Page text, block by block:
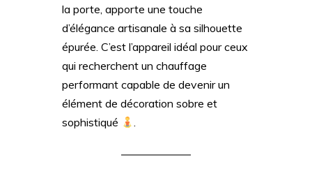
la porte, apporte une touche
d’élégance artisanale à sa silhouette
épurée. C’est l’appareil idéal pour ceux
qui recherchent un chauffage
performant capable de devenir un
élément de décoration sobre et
sophistiqué